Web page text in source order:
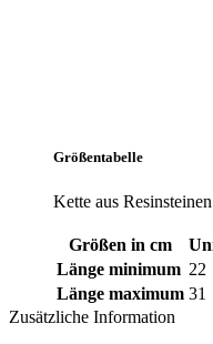
Größentabelle
Kette aus Resinsteinen
Größen in cm
Länge minimum 22
Länge maximum 31
Zusätzliche Information